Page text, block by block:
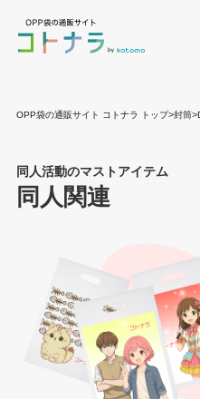
OPP袋の通販サイト コトナラ トップ>封筒>
同人活動のマストアイテム
同人関連